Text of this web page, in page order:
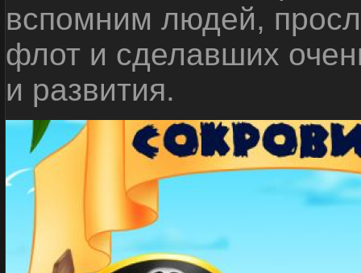
вспомним людей,
флот и сделавших
и развития.